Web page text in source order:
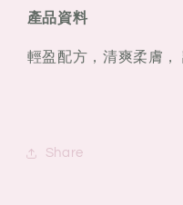
(清
120ml
120ml
產品資料
輕盈配方，清爽柔膚，
Share